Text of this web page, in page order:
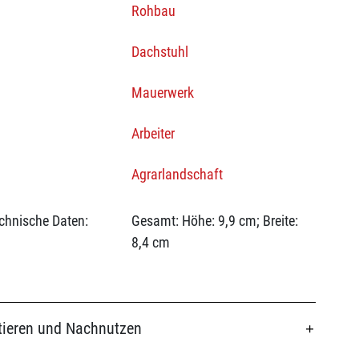
Rohbau
Dachstuhl
Mauerwerk
Arbeiter
Agrarlandschaft
Daten:
Gesamt: Höhe: 9,9 cm; Breite:
8,4 cm
und Nachnutzen